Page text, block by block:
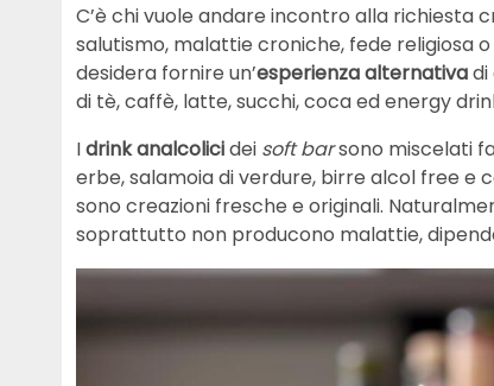
C’è chi vuole andare incontro alla
salutismo, malattie croniche, fede religiosa
desidera fornire un’esperienza alternativadi
di tè, caffè, latte, succhi, coca ed energy
Idrink analcolicidei soft barsono miscelati
erbe, salamoia di verdure, birre alcol free e
sono creazioni fresche e originali.
soprattutto non producono malattie,